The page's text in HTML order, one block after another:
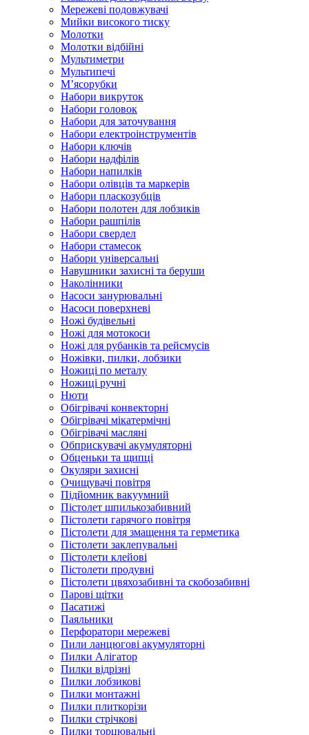
Мережеві подовжувачі
Мийки високого тиску
Молотки
Молотки відбійні
Мультиметри
Мультипечі
М’ясорубки
Набори викруток
Набори головок
Набори для заточування
Набори електроінструментів
Набори ключів
Набори надфілів
Набори напилків
Набори олівців та маркерів
Набори пласкозубців
Набори полотен для лобзиків
Набори рашпілів
Набори свердел
Набори стамесок
Набори універсальні
Навушники захисні та беруши
Наколінники
Насоси занурювальні
Насоси поверхневі
Ножі будівельні
Ножі для мотокоси
Ножі для рубанків та рейсмусів
Ножівки, пилки, лобзики
Ножиці по металу
Ножиці ручні
Нюти
Обігрівачі конвекторні
Обігрівачі мікатермічні
Обігрівачі масляні
Обприскувачі акумуляторні
Обценьки та щипці
Окуляри захисні
Очищувачі повітря
Підйомник вакуумний
Пістолет шпилькозабивний
Пістолети гарячого повітря
Пістолети для змащення та герметика
Пістолети заклепувальні
Пістолети клейові
Пістолети продувні
Пістолети цвяхозабивні та скобозабивні
Парові щітки
Пасатижі
Паяльники
Перфоратори мережеві
Пили ланцюгові акумуляторні
Пилки Алігатор
Пилки відрізні
Пилки лобзикові
Пилки монтажні
Пилки плиткорізи
Пилки стрічкові
Пилки торцювальні